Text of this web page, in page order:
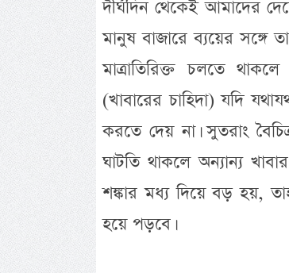
দীর্ঘদিন থেকেই আমাদের
মানুষ বাজারে ব্যয়ের সঙ্গে
মাত্রাতিরিক্ত চলতে
(খাবারের চাহিদা) যদি
করতে দেয় না। সুতরাং
ঘাটতি থাকলে অন্যান্য
শঙ্কার মধ্য দিয়ে বড় হয়,
হয়ে পড়বে।